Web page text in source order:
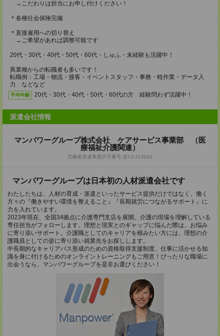
→こだわりは担当にお申し付けください！
＊各種社会保険完備
＊直接雇用への切り替え
→ご希望があれば調整可能です
20代・30代・40代・50代・60代・しゅふ・未経験も活躍中！
異業種からの転職者も多いです！
転職例：工場・物流・接客・イベントスタッフ・事務・軽作業・データ入
力 などなど
平均年齢 20代・30代・40代・50代・60代の方 経験問わず活躍中！
派遣会社情報
マンパワーグループ株式会社 ケアサービス事業部 （医
療福祉介護関連）
労働者派遣事業許可番号:派13-315642
マンパワーグループは日本初の人材派遣会社です
わたしたちは、人材の育成・派遣といったサービス提供だけではなく、働く
方々の『働きやすい環境を整えること』『長期就労につながるサポート』に
力を入れています。
2023年現在、全国34拠点に介護専門支店を展開。介護の現場を理解している
専任担当がフォローします。理想と現実とのギャップに悩んだ際は、お悩み
に寄り添いサポート。介護職としてのキャリアを積みたい方には、理想の介
護職員としての姿に寄り添い就業先をお探しします。
中長期的なキャリアパス形成のための資格取得支援制度、仕事に活かせる知
識を身に付けるためのオンライントレーニングもご用意！ぴったりな職場に
出会うなら、マンパワーグループを是非お選びください！